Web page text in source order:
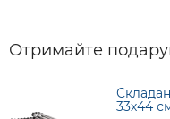
Отримайте
33х44